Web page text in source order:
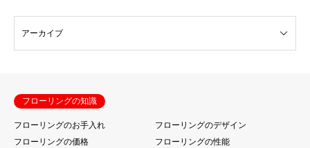
フローリングの知識
フローリングのお手入れ
フローリングのデザイン
フローリングの価格
フローリングの性能